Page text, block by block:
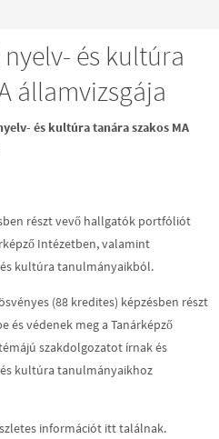
és kultúra
államvizsgája
és kultúra tanára szakos MA
részt vevő hallgatók portfóliót
Intézetben, valamint
kultúra tanulmányaikból.
(88 kredites) képzésben részt
védenek meg a Tanárképző
szakdolgozatot írnak és
kultúra tanulmányaikhoz
információt itt találnak.